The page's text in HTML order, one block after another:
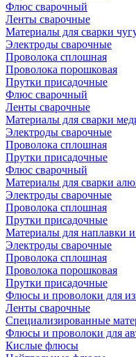
Флюс сварочный
Ленты сварочные
Материалы для сварки
Электроды сварочные
Проволока сплошная
Проволока порошковая
Прутки присадочные
Флюс сварочный
Ленты сварочные
Материалы для сварки
Электроды сварочные
Проволока сплошная
Прутки присадочные
Флюс сварочный
Материалы для сварки
Электроды сварочные
Проволока сплошная
Прутки присадочные
Материалы для наплавки и
Электроды сварочные
Проволока сплошная
Проволока порошковая
Прутки присадочные
Флюсы и проволоки для
Ленты сварочные
Специализированные
Флюсы и проволоки для
Кислые флюсы